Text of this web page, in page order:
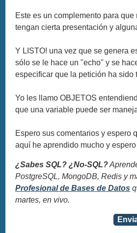
Este es un complemento para
tengan cierta presentación y
Y LISTO! una vez que se genera
sólo se le hace un "echo" y se
especificar que la petición ha sido
Yo les llamo OBJETOS
que una variable puede ser
Espero sus comentarios y espero
aquí he aprendido mucho y
¿Sabes SQL? ¿No-SQL?
PostgreSQL, MongoDB, Redis y
Profesional de Bases de Datos
martes, en vivo.